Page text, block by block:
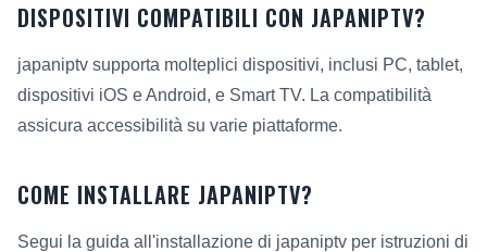
DISPOSITIVI COMPATIBILI CON JAPANIPTV?
japaniptv supporta molteplici dispositivi, inclusi PC, tablet,
dispositivi iOS e Android, e Smart TV. La compatibilità
assicura accessibilità su varie piattaforme.
COME INSTALLARE JAPANIPTV?
Segui la guida all'installazione di japaniptv per istruzioni di